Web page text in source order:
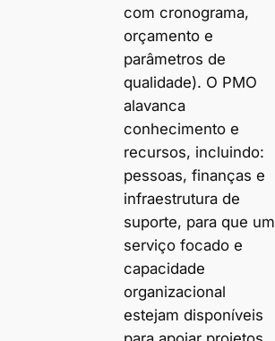
com cronograma,
orçamento e
parâmetros de
qualidade). O PMO
alavanca
conhecimento e
recursos, incluindo:
pessoas, finanças e
infraestrutura de
suporte, para que um
serviço focado e
capacidade
organizacional
estejam disponíveis